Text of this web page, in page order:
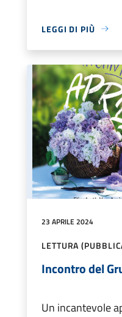
LEGGI DI PIÙ
23 APRILE 2024
LETTURA
Incontro del
Un incantevole